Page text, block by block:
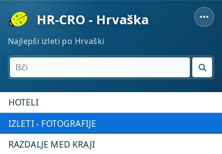
HR-CRO - Hrvaška
Najlepši izleti po Hrvaški
IŠČI
HOTELI
IZLETI - FOTOGRAFIJE
RAZDALJE MED KRAJI